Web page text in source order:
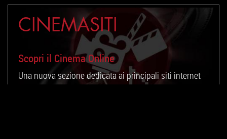
CINEMASITI
Scopri il Cinema Online
Una nuova sezione dedicata ai principali siti internet
che riguardano il cinema.